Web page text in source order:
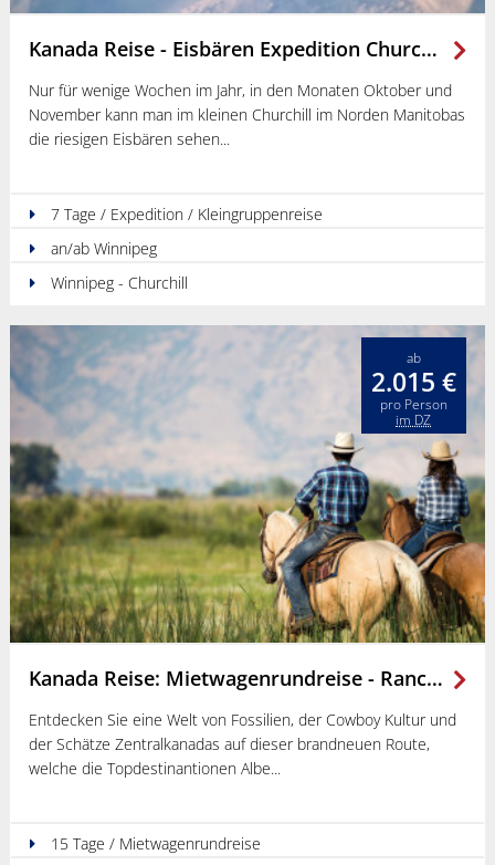
Kanada Reise - Eisbären Expedition Churchill
Nur für wenige Wochen im Jahr, in den Monaten Oktober und
November kann man im kleinen Churchill im Norden Manitobas
die riesigen Eisbären sehen
7 Tage / Expedition / Kleingruppenreise
an/ab Winnipeg
Winnipeg - Churchill
Kanada Reise: Mietwagenrundreise - Ranchland & Prärien in Saskatchewan
Entdecken Sie eine Welt von Fossilien, der Cowboy Kultur und
der Schätze Zentralkanadas auf dieser brandneuen Route,
welche die Topdestinantionen Albe
15 Tage / Mietwagenrundreise
ab
2.015 €
pro Person
im DZ